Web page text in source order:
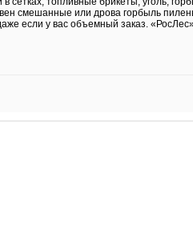
смешанные или дрова горбыль
если у вас объемный заказ.